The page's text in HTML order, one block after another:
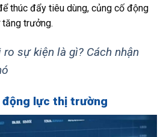
thúc đẩy tiêu dùng, củng cố động
trưởng.
ro sự kiện là gì? Cách nhận
lực thị trường